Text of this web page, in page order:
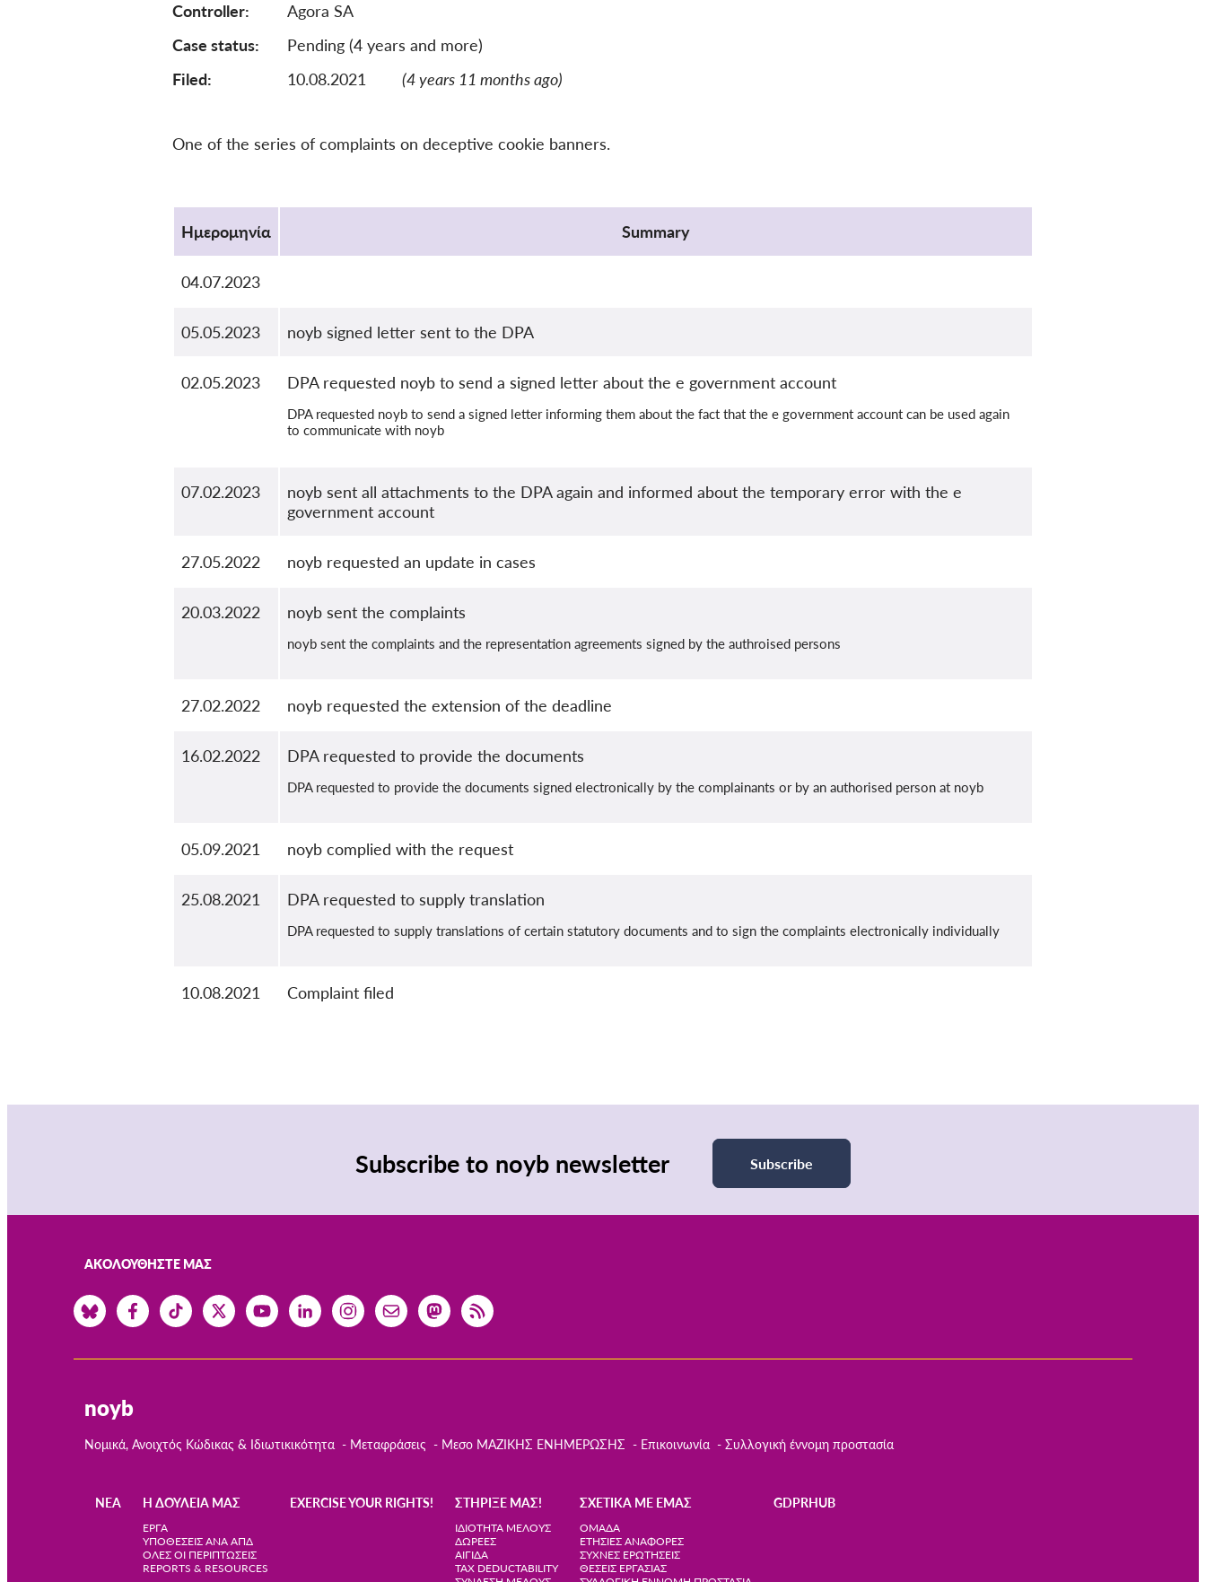
Controller
Agora SA
Case status
Pending (4 years and more)
Filed:
10.08.2021 (4 years 11 months ago)
One of the series of complaints on deceptive cookie banners.
Ημερομηνία
Summary
04.07.2023
05.05.2023 noyb signed letter sent to the DPA
02.05.2023 DPA requested noyb to send a signed letter about the e government account
DPA requested noyb to send a signed letter informing them about the fact that the e government account can be used again
to communicate with noyb
07.02.2023
noyb sent all attachments to the DPA again and informed about the temporary error with the e
government account
27.05.2022 noyb requested an update in cases
20.03.2022 noyb sent the complaints
noyb sent the complaints and the representation agreements signed by the authroised persons
27.02.2022 noyb requested the extension of the deadline
16.02.2022 DPA requested to provide the documents
DPA requested to provide the documents signed electronically by the complainants or by an authorised person at noyb
05.09.2021 noyb complied with the request
25.08.2021 DPA requested to supply translation
DPA requested to supply translations of certain statutory documents and to sign the complaints electronically individually
10.08.2021 Complaint filed
Subscribe to noyb newsletter Subscribe
ΑΚΟΛΟΥΘΉΣΤΕ ΜΑΣ
noyb
Νομικά, Ανοιχτός Κώδικας & Ιδιωτικικότητα Μεταφράσεις Μεσο ΜΑΖΙΚΗΣ ΕΝΗΜΕΡΩΣΗΣ Επικοινωνία Συλλογική έννομη προστασία
navigation
ΝΈΑ Η ΔΟΥΛΕΙΆ ΜΑΣ
ΈΡΓΑ
ΥΠΟΘΈΣΕΙΣ ΑΝΆ ΑΠΔ
ΌΛΕΣ ΟΙ ΠΕΡΙΠΤΏΣΕΙΣ
REPORTS & RESOURCES
EXERCISE YOUR RIGHTS! ΣΤΉΡΙΞΈ ΜΑΣ!
ΙΔΙΌΤΗΤΑ ΜΈΛΟΥΣ
ΔΩΡΕΈΣ
ΑΙΓΊΔΑ
TAX DEDUCTABILITY
ΣΧΕΤΙΚΆ ΜΕ ΕΜΆΣ
ΟΜΆΔΑ
ΕΤΉΣΙΕΣ ΑΝΑΦΟΡΈΣ
ΣΥΧΝΈΣ ΕΡΩΤΉΣΕΙΣ
ΘΈΣΕΙΣ ΕΡΓΑΣΊΑΣ
GDPRHUB